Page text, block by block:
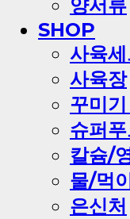
양서류
SHOP
사육
사육장
꾸미
슈퍼
칼슘/
물/먹
은신처